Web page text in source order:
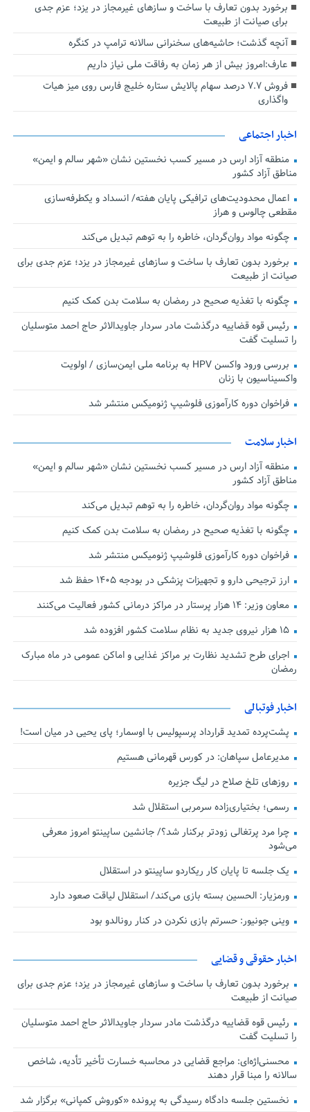
برخورد بدون تعارف با ساخت‌ و سازهای غیرمجاز در یزد؛ عزم جدی
برای صیانت از طبیعت
آنچه گذشت؛ حاشیه‌های سخنرانی سالانه ترامپ در کنگره
عارف:امروز بیش از هر زمان به رفاقت ملی نیاز داریم
فروش ۷.۷ درصد سهام پالایش ستاره خلیج فارس روی میز هیات
واگذاری
اخبار اجتماعی
منطقه آزاد ارس در مسیر کسب نخستین نشان «شهر سالم و ایمن»
مناطق آزاد کشور
اعمال محدودیت‌های ترافیکی پایان هفته/ انسداد و یکطرفه‌سازی
مقطعی چالوس و هراز
چگونه مواد روان‌گردان، خاطره را به توهم تبدیل می‌کند
برخورد بدون تعارف با ساخت‌ و سازهای غیرمجاز در یزد؛ عزم جدی برای
صیانت از طبیعت
چگونه با تغذیه صحیح در رمضان به سلامت بدن کمک کنیم
رئیس قوه قضاییه درگذشت مادر سردار جاویدالاثر حاج احمد متوسلیان
را تسلیت گفت
بررسی ورود واکسن HPV به برنامه ملی ایمن‌سازی / اولویت
واکسیناسیون با زنان
فراخوان دوره کارآموزی فلوشیپ ژنومیکس منتشر شد
اخبار سلامت
منطقه آزاد ارس در مسیر کسب نخستین نشان «شهر سالم و ایمن»
مناطق آزاد کشور
چگونه مواد روان‌گردان، خاطره را به توهم تبدیل می‌کند
چگونه با تغذیه صحیح در رمضان به سلامت بدن کمک کنیم
فراخوان دوره کارآموزی فلوشیپ ژنومیکس منتشر شد
ارز ترجیحی دارو و تجهیزات پزشکی در بودجه ۱۴۰۵ حفظ شد
معاون وزیر: ۱۴ هزار پرستار در مراکز درمانی کشور فعالیت می‌کنند
۱۵ هزار نیروی جدید به نظام سلامت کشور افزوده شد
اجرای طرح تشدید نظارت بر مراکز غذایی و اماکن عمومی در ماه مبارک
رمضان
اخبار فوتبالی
پشت‌پرده تمدید قرارداد پرسپولیس با اوسمار؛ پای یحیی در میان است!
مدیرعامل سپاهان: در کورس قهرمانی هستیم
روزهای تلخ صلاح در لیگ جزیره
رسمی؛ بختیاری‌زاده سرمربی استقلال شد
چرا مرد پرتغالی زودتر برکنار شد؟/ جانشین ساپینتو امروز معرفی
می‌شود
یک جلسه تا پایان کار ریکاردو ساپینتو در استقلال
ورمزیار: الحسین بسته بازی می‌کند/ استقلال لیاقت صعود دارد
وینی جونیور: حسرتم بازی نکردن در کنار رونالدو بود
اخبار حقوقی و قضایی
برخورد بدون تعارف با ساخت‌ و سازهای غیرمجاز در یزد؛ عزم جدی برای
صیانت از طبیعت
رئیس قوه قضاییه درگذشت مادر سردار جاویدالاثر حاج احمد متوسلیان
را تسلیت گفت
محسنی‌اژه‌ای: مراجع قضایی در محاسبه خسارت تأخیر تأدیه، شاخص
سالانه را مبنا قرار دهند
نخستین جلسه دادگاه رسیدگی به پرونده «کوروش کمپانی» برگزار شد